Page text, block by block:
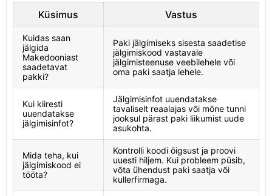
Küsimus Vastus
Kuidas saan
jälgida
Makedooniast
saadetavat
pakki?
Paki jälgimiseks sisesta saadetise
jälgimiskood vastavale
jälgimisteenuse veebilehele või
oma paki saatja lehele.
Kui kiiresti
uuendatakse
jälgimisinfot?
Jälgimisinfot uuendatakse
tavaliselt reaalajas või mõne tunni
jooksul pärast paki liikumist uude
asukohta.
Mida teha, kui
jälgimiskood ei
tööta?
Kontrolli koodi õigsust ja proovi
uuesti hiljem. Kui probleem püsib,
võta ühendust paki saatja või
kullerfirmaga.